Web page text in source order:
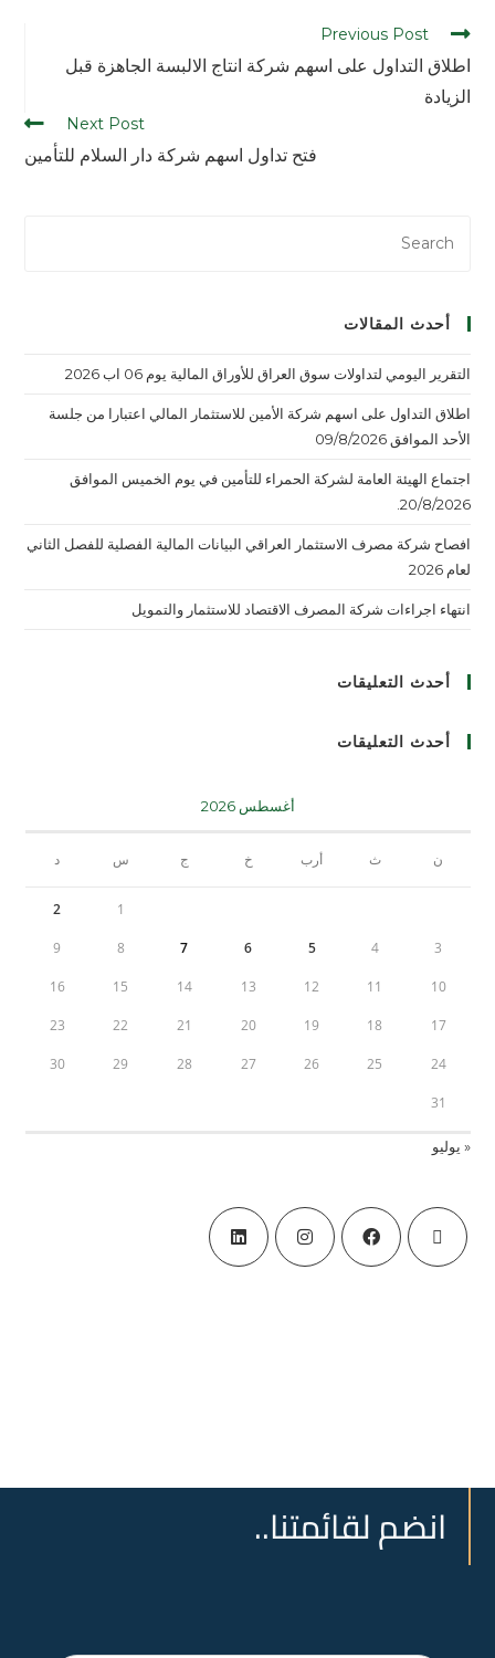
Previous Post
اطلاق التداول على اسهم شركة انتاج الالبسة الجاهزة قبل
الزيادة
Next Post
فتح تداول اسهم شركة دار السلام للتأمين
أحدث المقالات
التقرير اليومي لتداولات سوق العراق للأوراق المالية يوم 06 اب 2026
اطلاق التداول على اسهم شركة الأمين للاستثمار المالي اعتبارا من جلسة
الأحد الموافق 09/8/2026
اجتماع الهيئة العامة لشركة الحمراء للتأمين في يوم الخميس الموافق
20/8/2026.
افصاح شركة مصرف الاستثمار العراقي البيانات المالية الفصلية للفصل الثاني
لعام 2026
انتهاء اجراءات شركة المصرف الاقتصاد للاستثمار والتمويل
أحدث التعليقات
أحدث التعليقات
أغسطس 2026
ن ث أرب خ ج س د
1
2
3
4
5
6
7
8
9
10
11
12
13
14
15
16
17
18
19
20
21
22
23
24
25
26
27
28
29
30
31
« يوليو
انضم لقائمتنا..